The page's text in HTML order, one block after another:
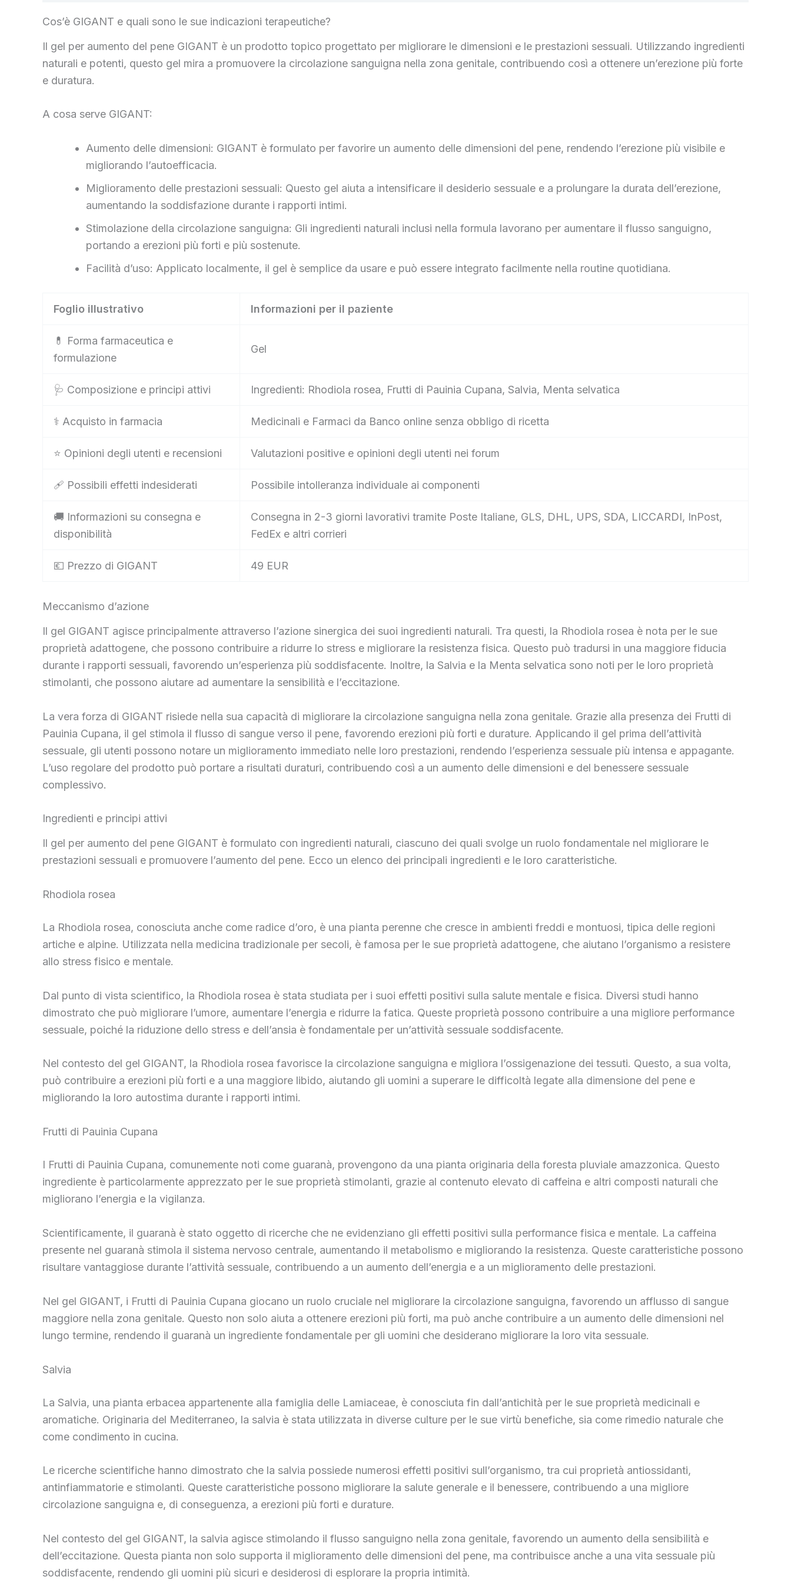
Cos’è GIGANT e quali sono le sue indicazioni terapeutiche?
Il gel per aumento del pene GIGANT è un prodotto topico progettato per migliorare le dimensioni e le prestazioni sessuali. Utilizzando ingredienti
naturali e potenti, questo gel mira a promuovere la circolazione sanguigna nella zona genitale, contribuendo così a ottenere un’erezione più forte
e duratura.
A cosa serve GIGANT:
Aumento delle dimensioni: GIGANT è formulato per favorire un aumento delle dimensioni del pene, rendendo l’erezione più visibile e
migliorando l’autoefficacia.
Miglioramento delle prestazioni sessuali: Questo gel aiuta a intensificare il desiderio sessuale e a prolungare la durata dell’erezione,
aumentando la soddisfazione durante i rapporti intimi.
Stimolazione della circolazione sanguigna: Gli ingredienti naturali inclusi nella formula lavorano per aumentare il flusso sanguigno,
portando a erezioni più forti e più sostenute.
Facilità d’uso: Applicato localmente, il gel è semplice da usare e può essere integrato facilmente nella routine quotidiana.
Foglio illustrativo Informazioni per il paziente
💊 Forma farmaceutica e
formulazione
Gel
🩺 Composizione e principi attivi Ingredienti: Rhodiola rosea, Frutti di Pauinia Cupana, Salvia, Menta selvatica
⚕️ Acquisto in farmacia Medicinali e Farmaci da Banco online senza obbligo di ricetta
⭐ Opinioni degli utenti e recensioni Valutazioni positive e opinioni degli utenti nei forum
🩹 Possibili effetti indesiderati Possibile intolleranza individuale ai componenti
🚚 Informazioni su consegna e
disponibilità
Consegna in 2-3 giorni lavorativi tramite Poste Italiane, GLS, DHL, UPS, SDA, LICCARDI, InPost,
FedEx e altri corrieri
💶 Prezzo di GIGANT 49 EUR
Meccanismo d’azione
Il gel GIGANT agisce principalmente attraverso l’azione sinergica dei suoi ingredienti naturali. Tra questi, la Rhodiola rosea è nota per le sue
proprietà adattogene, che possono contribuire a ridurre lo stress e migliorare la resistenza fisica. Questo può tradursi in una maggiore fiducia
durante i rapporti sessuali, favorendo un’esperienza più soddisfacente. Inoltre, la Salvia e la Menta selvatica sono noti per le loro proprietà
stimolanti, che possono aiutare ad aumentare la sensibilità e l’eccitazione.
La vera forza di GIGANT risiede nella sua capacità di migliorare la circolazione sanguigna nella zona genitale. Grazie alla presenza dei Frutti di
Pauinia Cupana, il gel stimola il flusso di sangue verso il pene, favorendo erezioni più forti e durature. Applicando il gel prima dell’attività
sessuale, gli utenti possono notare un miglioramento immediato nelle loro prestazioni, rendendo l’esperienza sessuale più intensa e appagante.
L’uso regolare del prodotto può portare a risultati duraturi, contribuendo così a un aumento delle dimensioni e del benessere sessuale
complessivo.
Ingredienti e principi attivi
Il gel per aumento del pene GIGANT è formulato con ingredienti naturali, ciascuno dei quali svolge un ruolo fondamentale nel migliorare le
prestazioni sessuali e promuovere l’aumento del pene. Ecco un elenco dei principali ingredienti e le loro caratteristiche.
Rhodiola rosea
La Rhodiola rosea, conosciuta anche come radice d’oro, è una pianta perenne che cresce in ambienti freddi e montuosi, tipica delle regioni
artiche e alpine. Utilizzata nella medicina tradizionale per secoli, è famosa per le sue proprietà adattogene, che aiutano l’organismo a resistere
allo stress fisico e mentale.
Dal punto di vista scientifico, la Rhodiola rosea è stata studiata per i suoi effetti positivi sulla salute mentale e fisica. Diversi studi hanno
dimostrato che può migliorare l’umore, aumentare l’energia e ridurre la fatica. Queste proprietà possono contribuire a una migliore performance
sessuale, poiché la riduzione dello stress e dell’ansia è fondamentale per un’attività sessuale soddisfacente.
Nel contesto del gel GIGANT, la Rhodiola rosea favorisce la circolazione sanguigna e migliora l’ossigenazione dei tessuti. Questo, a sua volta,
può contribuire a erezioni più forti e a una maggiore libido, aiutando gli uomini a superare le difficoltà legate alla dimensione del pene e
migliorando la loro autostima durante i rapporti intimi.
Frutti di Pauinia Cupana
I Frutti di Pauinia Cupana, comunemente noti come guaranà, provengono da una pianta originaria della foresta pluviale amazzonica. Questo
ingrediente è particolarmente apprezzato per le sue proprietà stimolanti, grazie al contenuto elevato di caffeina e altri composti naturali che
migliorano l’energia e la vigilanza.
Scientificamente, il guaranà è stato oggetto di ricerche che ne evidenziano gli effetti positivi sulla performance fisica e mentale. La caffeina
presente nel guaranà stimola il sistema nervoso centrale, aumentando il metabolismo e migliorando la resistenza. Queste caratteristiche possono
risultare vantaggiose durante l’attività sessuale, contribuendo a un aumento dell’energia e a un miglioramento delle prestazioni.
Nel gel GIGANT, i Frutti di Pauinia Cupana giocano un ruolo cruciale nel migliorare la circolazione sanguigna, favorendo un afflusso di sangue
maggiore nella zona genitale. Questo non solo aiuta a ottenere erezioni più forti, ma può anche contribuire a un aumento delle dimensioni nel
lungo termine, rendendo il guaranà un ingrediente fondamentale per gli uomini che desiderano migliorare la loro vita sessuale.
Salvia
La Salvia, una pianta erbacea appartenente alla famiglia delle Lamiaceae, è conosciuta fin dall’antichità per le sue proprietà medicinali e
aromatiche. Originaria del Mediterraneo, la salvia è stata utilizzata in diverse culture per le sue virtù benefiche, sia come rimedio naturale che
come condimento in cucina.
Le ricerche scientifiche hanno dimostrato che la salvia possiede numerosi effetti positivi sull’organismo, tra cui proprietà antiossidanti,
antinfiammatorie e stimolanti. Queste caratteristiche possono migliorare la salute generale e il benessere, contribuendo a una migliore
circolazione sanguigna e, di conseguenza, a erezioni più forti e durature.
Nel contesto del gel GIGANT, la salvia agisce stimolando il flusso sanguigno nella zona genitale, favorendo un aumento della sensibilità e
dell’eccitazione. Questa pianta non solo supporta il miglioramento delle dimensioni del pene, ma contribuisce anche a una vita sessuale più
soddisfacente, rendendo gli uomini più sicuri e desiderosi di esplorare la propria intimità.